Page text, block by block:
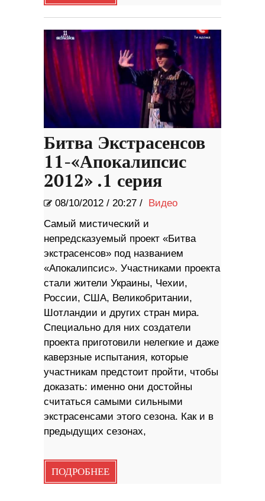
Битва Экстрасенсов
11-«Апокалипсис
2012» .1 серия
08/10/2012 / 20:27 /
Видео
Самый мистический и
непредсказуемый проект «Битва
экстрасенсов» под названием
«Апокалипсис». Участниками проекта
стали жители Украины, Чехии,
России, США, Великобритании,
Шотландии и других стран мира.
Специально для них создатели
проекта приготовили нелегкие и даже
каверзные испытания, которые
участникам предстоит пройти, чтобы
доказать: именно они достойны
считаться самыми сильными
экстрасенсами этого сезона. Как и в
предыдущих сезонах,
ПОДРОБНЕЕ